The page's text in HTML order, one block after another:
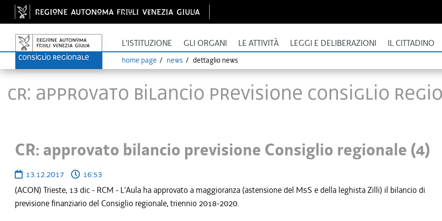
L'ISTITUZIONE GLI ORGANI LE ATTIVITÀ LEGGI E DELIBERAZIONI IL CITTADINO
home page news dettaglio news
CR: approvato bilancio previsione Consiglio
CR: approvato bilancio previsione Consiglio regionale (4)
13.12.2017
16:53
(ACON) Trieste, 13 dic - RCM - L'Aula ha approvato a maggioranza (astensione del M5S e della leghista Zilli) il bilancio di
previsione finanziario del Consiglio regionale, triennio 2018-2020.